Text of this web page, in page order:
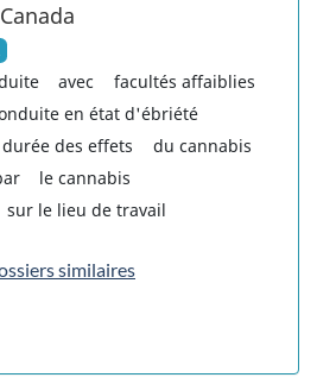
avec
facultés affaiblies
en état d'ébriété
durée des effets
du cannabis
le cannabis
sur le lieu de travail
similaires